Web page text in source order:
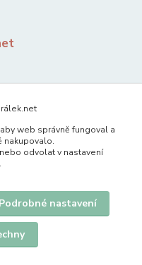
web správně fungoval a
nakupovalo.
odvolat v nastavení
Podrobné nastavení